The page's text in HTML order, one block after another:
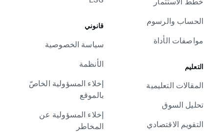
الحساب والرسوم
مواصفات الأداة
التعليم
المقالات التعليمية
تحليل السوق
التقويم الاقتصادي
قانوني
سياسة الخصوصية
الأنظمة
إخلاء المسؤولية الخاصّ
بالموقع
إخلاء المسؤولية عن
المخاطر